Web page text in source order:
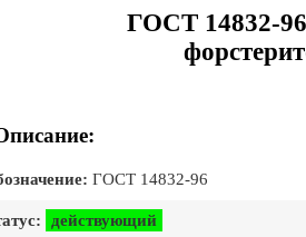
ГОСТ 14832-96
ГОСТ 14832-96
действующий